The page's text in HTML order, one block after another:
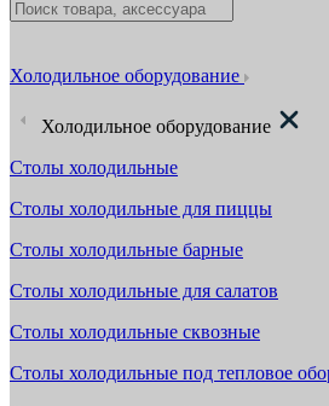
Холодильное оборудование
Холодильное оборудование
Столы холодильные
Столы холодильные для пиццы
Столы холодильные барные
Столы холодильные для салатов
Столы холодильные сквозные
Столы холодильные под тепловое